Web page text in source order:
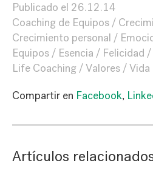
Publicado el 26.12.14
Coaching de Equipos
Crecimiento personal
Equipos
Esencia Felicidad
Life Coaching
Valores Vida
Compartir en Facebook,
Artículos